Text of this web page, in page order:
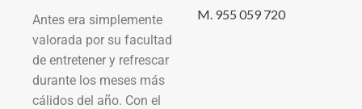
Antes era simplemente
valorada por su facultad
de entretener y refrescar
durante los meses más
cálidos del año. Con el
M. 955 059 720